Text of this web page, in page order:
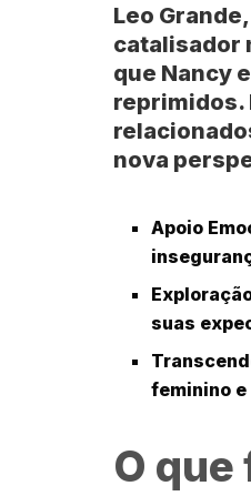
Leo
catalisador
que Nancy
reprimidos.
nova
Apoio
suas
feminino
O que